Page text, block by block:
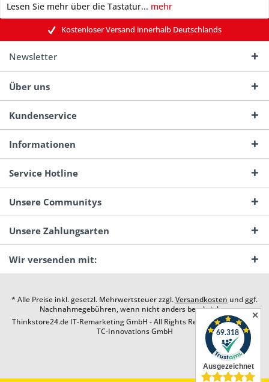
Lesen Sie mehr über die Tastatur... mehr
Kostenloser Versand innerhalb Deutschlands
Newsletter
Über uns
Kundenservice
Informationen
Service Hotline
Unsere Communitys
Unsere Zahlungsarten
Wir versenden mit:
* Alle Preise inkl. gesetzl. Mehrwertsteuer zzgl.Versandkosten und ggf.
Nachnahmegebühren, wenn nicht anders beschrieben
Thinkstore24.de IT-Remarketing GmbH - All Rights Reserved. Design by
TC-Innovations GmbH
✕